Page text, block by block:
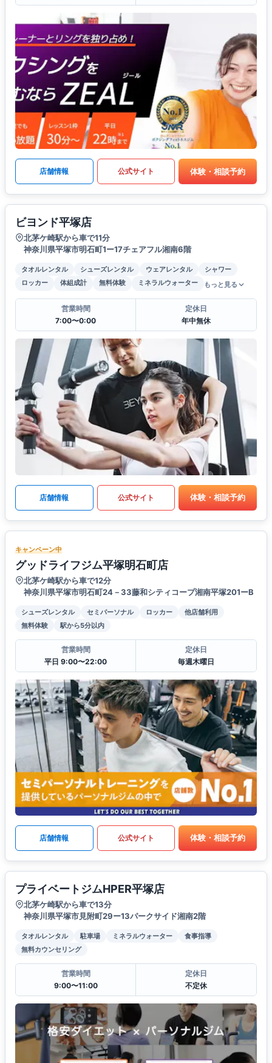
店舗情報 公式サイト 体験・相談予約
ビヨンド平塚店
北茅ケ崎駅から車で11分
神奈川県平塚市明石町1ー17チェアフル湘南6階
タオルレンタル シューズレンタル ウェアレンタル
シャワー
ロッカー
体組成計 無料体験 ミネラルウォーター もっと見る
営業時間
7:00〜0:00
定休日
年中無休
店舗情報 公式サイト 体験・相談予約
キャンペーン中
グッドライフジム平塚明石町店
北茅ケ崎駅から車で12分
神奈川県平塚市明石町24－33藤和シティコープ湘南平塚201ーB
シューズレンタル セミパーソナル ロッカー
他店舗利用
無料体験
駅から5分以内
営業時間
平日 9:00〜22:00
定休日
毎週木曜日
店舗情報 公式サイト 体験・相談予約
プライベートジムHPER平塚店
北茅ケ崎駅から車で13分
神奈川県平塚市見附町29ー13パークサイド湘南2階
タオルレンタル 駐車場 ミネラルウォーター
食事指導
無料カウンセリング
営業時間
9:00〜11:00
定休日
不定休